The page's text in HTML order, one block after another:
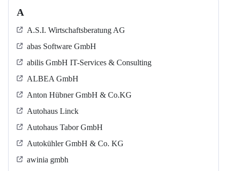
A
A.S.I. Wirtschaftsberatung AG
abas Software GmbH
abilis GmbH IT-Services & Consulting
ALBEA GmbH
Anton Hübner GmbH & Co.KG
Autohaus Linck
Autohaus Tabor GmbH
Autokühler GmbH & Co. KG
awinia gmbh